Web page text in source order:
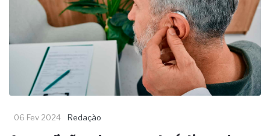
06 Fev 2024 Redação